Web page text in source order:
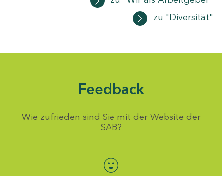
zu "Diversität"
Feedback
Wie zufrieden sind Sie mit der Website der
SAB?
Bewertung auswählen